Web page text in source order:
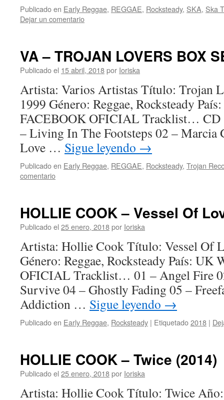
Publicado en Early Reggae, REGGAE, Rocksteady, SKA, Ska
Dejar un comentario
VA – TROJAN LOVERS BOX
Publicado el 15 abril, 2018por Ioriska
Artista: Varios Artistas Título: Trojan
1999 Género: Reggae, Rocksteady
FACEBOOK OFICIAL Tracklist… CD
– Living In The Footsteps 02 –
Love … Sigue leyendo →
Publicado en Early Reggae, REGGAE, Rocksteady, Trojan
comentario
HOLLIE COOK – Vessel Of
Publicado el 25 enero, 2018por Ioriska
Artista: Hollie Cook Título: Vessel Of
Género: Reggae, Rocksteady País: UK
OFICIAL Tracklist… 01 – Angel Fire
Survive 04 – Ghostly Fading 05 –
Addiction … Sigue leyendo →
Publicado en Early Reggae, Rocksteady | Etiquetado2018 |
HOLLIE COOK – Twice (2014)
Publicado el 25 enero, 2018por Ioriska
Artista: Hollie Cook Título: Twice Año: